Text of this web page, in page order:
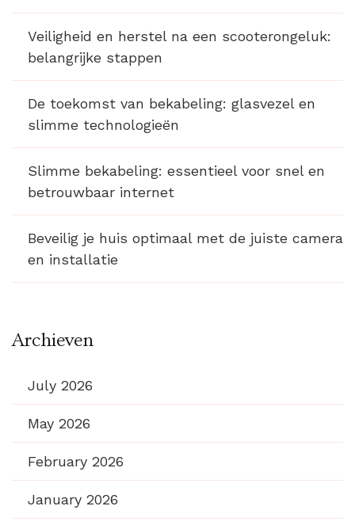
Veiligheid en herstel na een scooterongeluk:
belangrijke stappen
De toekomst van bekabeling: glasvezel en
slimme technologieën
Slimme bekabeling: essentieel voor snel en
betrouwbaar internet
Beveilig je huis optimaal met de juiste camera
en installatie
Archieven
July 2026
May 2026
February 2026
January 2026